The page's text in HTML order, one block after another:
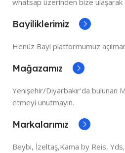
whatsap üzerinden bize
Bayiliklerimiz
Henüz Bayi platformumuz
Mağazamız
Yenişehir/Diyarbakır'da bulunan
etmeyi unutmayın.
Markalarımız
Beybi, İzeltaş,Kama by Reis,